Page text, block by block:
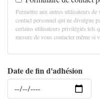
Permettre aux autres utilisateurs
contact personnel qui ne divulgue
certains utilisateurs privilégiés tels
mesure de vous contacter même si
Date de fin d'adhésion
Date